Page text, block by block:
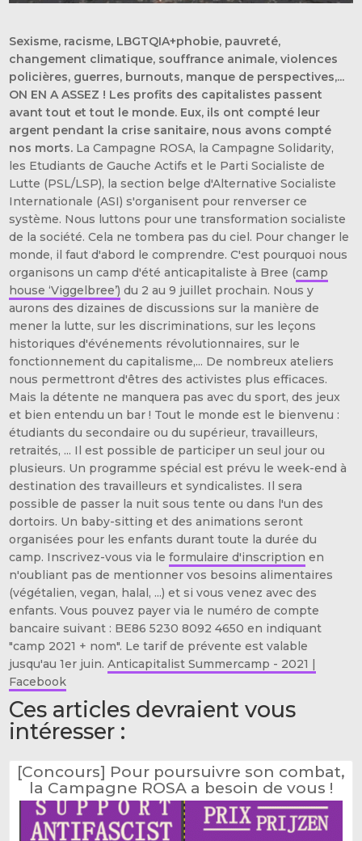
Sexisme, racisme, LBGTQIA+phobie, pauvreté,
changement climatique, souffrance animale, violences
policières, guerres, burnouts, manque de perspectives,...
ON EN A ASSEZ ! Les profits des capitalistes passent
avant tout et tout le monde. Eux, ils ont compté leur
argent pendant la crise sanitaire, nous avons compté
nos morts. La Campagne ROSA, la Campagne Solidarity,
les Etudiants de Gauche Actifs et le Parti Socialiste de
Lutte (PSL/LSP), la section belge d'Alternative Socialiste
Internationale (ASI) s'organisent pour renverser ce
système. Nous luttons pour une transformation socialiste
de la société. Cela ne tombera pas du ciel. Pour changer le
monde, il faut d'abord le comprendre. C'est pourquoi nous
organisons un camp d'été anticapitaliste à Bree (camp
house ‘Viggelbree’) du 2 au 9 juillet prochain. Nous y
aurons des dizaines de discussions sur la manière de
mener la lutte, sur les discriminations, sur les leçons
historiques d'événements révolutionnaires, sur le
fonctionnement du capitalisme,... De nombreux ateliers
nous permettront d'êtres des activistes plus efficaces.
Mais la détente ne manquera pas avec du sport, des jeux
et bien entendu un bar ! Tout le monde est le bienvenu :
étudiants du secondaire ou du supérieur, travailleurs,
retraités, ... Il est possible de participer un seul jour ou
plusieurs. Un programme spécial est prévu le week-end à
destination des travailleurs et syndicalistes. Il sera
possible de passer la nuit sous tente ou dans l'un des
dortoirs. Un baby-sitting et des animations seront
organisées pour les enfants durant toute la durée du
camp. Inscrivez-vous via leformulaire d'inscription en
n'oubliant pas de mentionner vos besoins alimentaires
(végétalien, vegan, halal, ...) et si vous venez avec des
enfants. Vous pouvez payer via le numéro de compte
bancaire suivant : BE86 5230 8092 4650 en indiquant
"camp 2021 + nom". Le tarif de prévente est valable
jusqu'au 1er juin.Anticapitalist Summercamp - 2021 |
Facebook
Ces articles devraient vous
intéresser :
[Concours] Pour poursuivre son combat,
la Campagne ROSA a besoin de vous !